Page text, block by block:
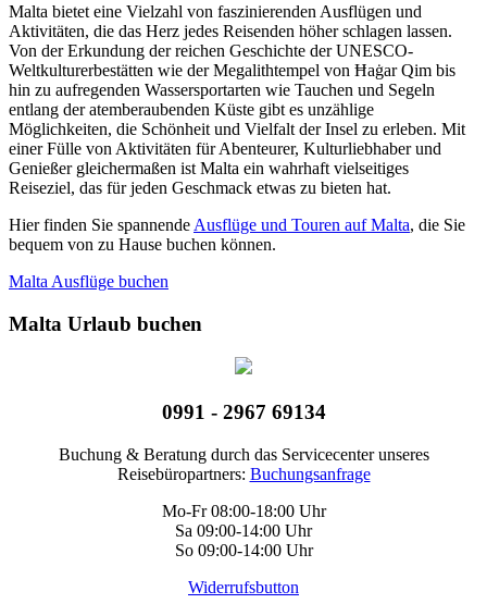
Malta bietet eine Vielzahl von faszinierenden Ausflügen und
Aktivitäten, die das Herz jedes Reisenden höher schlagen lassen.
Von der Erkundung der reichen Geschichte der UNESCO-
Weltkulturerbestätten wie der Megalithtempel von Ħaġar Qim bis
hin zu aufregenden Wassersportarten wie Tauchen und Segeln
entlang der atemberaubenden Küste gibt es unzählige
Möglichkeiten, die Schönheit und Vielfalt der Insel zu erleben. Mit
einer Fülle von Aktivitäten für Abenteurer, Kulturliebhaber und
Genießer gleichermaßen ist Malta ein wahrhaft vielseitiges
Reiseziel, das für jeden Geschmack etwas zu bieten hat.
Hier finden Sie spannende Ausflüge und Touren auf Malta, die Sie
bequem von zu Hause buchen können.
Malta Ausflüge buchen
Malta Urlaub buchen
0991 - 2967 69134
Buchung & Beratung durch das Servicecenter unseres
Reisebüropartners: Buchungsanfrage
Mo-Fr 08:00-18:00 Uhr
Sa 09:00-14:00 Uhr
So 09:00-14:00 Uhr
Widerrufsbutton